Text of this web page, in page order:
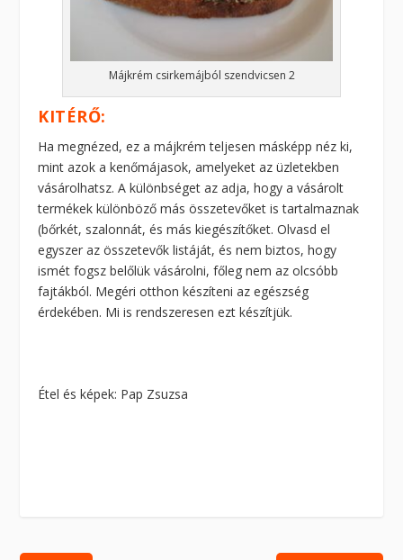
Májkrém csirkemájból szendvicsen 2
KITÉRŐ:
Ha megnézed, ez a májkrém teljesen másképp néz ki,
mint azok a kenőmájasok, amelyeket az üzletekben
vásárolhatsz. A különbséget az adja, hogy a vásárolt
termékek különböző más összetevőket is tartalmaznak
(bőrkét, szalonnát, és más kiegészítőket. Olvasd el
egyszer az összetevők listáját, és nem biztos, hogy
ismét fogsz belőlük vásárolni, főleg nem az olcsóbb
fajtákból. Megéri otthon készíteni az egészség
érdekében. Mi is rendszeresen ezt készítjük.
Étel és képek: Pap Zsuzsa